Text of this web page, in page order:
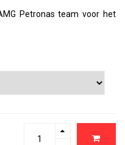
Petronas team voor het